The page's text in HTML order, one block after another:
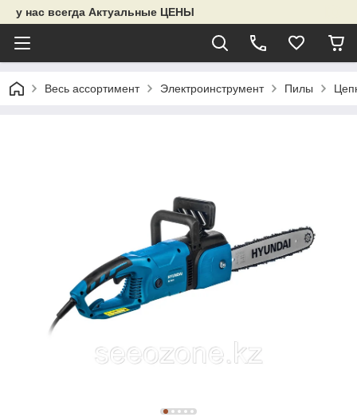
у нас всегда Актуальные ЦЕНЫ
Весь ассортимент Электроинструмент Пилы